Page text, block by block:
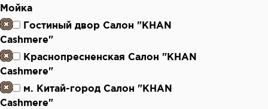
Мойка
Гостиный двор Салон "KHAN
Cashmere"
Краснопресненская Салон "KHAN
Cashmere"
м. Китай-город Салон "KHAN
Cashmere"